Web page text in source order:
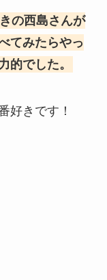
の西島さんが
てみたらやっ
的でした。
好きです！